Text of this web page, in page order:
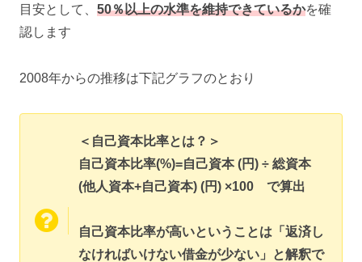
目安として、 50％以上の水準を維持できているかを確
認します
2008年からの推移は下記グラフのとおり
＜自己資本比率とは？＞
自己資本比率(%)=自己資本 (円) ÷ 総資本
(他人資本+自己資本) (円) ×100 で算出
自己資本比率が高いということは「返済し
なければいけない借金が少ない」と解釈で